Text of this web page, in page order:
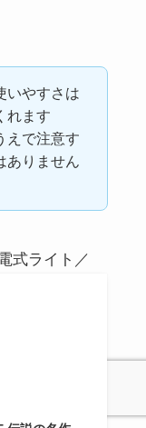
いやすさは
れます
えで注意す
ありません
式ライト／